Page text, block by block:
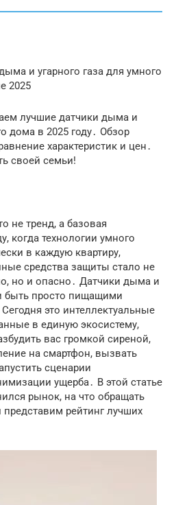
и угарного газа для умного
2025
лучшие датчики дыма и
дома в 2025 году․ Обзор
характеристик и цен․
своей семьи!
не тренд, а базовая
когда технологии умного
в каждую квартиру,
средства защиты стало не
но и опасно․ Датчики дыма и
быть просто пищащими
это интеллектуальные
в единую экосистему,
вас громкой сиреной,
на смартфон, вызвать
сценарии
ущерба․ В этой статье
рынок, на что обращать
рейтинг лучших